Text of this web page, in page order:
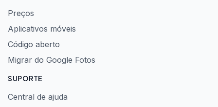
Preços
Aplicativos móveis
Código aberto
Migrar do Google Fotos
SUPORTE
Central de ajuda